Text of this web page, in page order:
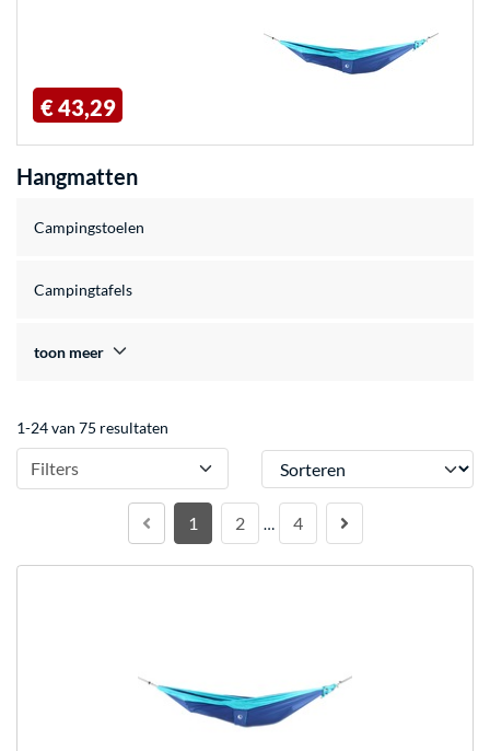
€ 43,29
Hangmatten
Campingstoelen
Campingtafels
toon meer
1-24 van 75 resultaten
Filters Sorteren
1 2 … 4